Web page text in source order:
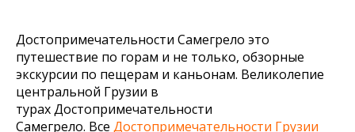
Достопримечательности Самегрело это
путешествие по горам и не только, обзорные
экскурсии по пещерам и каньонам. Великолепие
центральной Грузии в
турах Достопримечательности
Самегрело. Все Достопримечательности Грузии